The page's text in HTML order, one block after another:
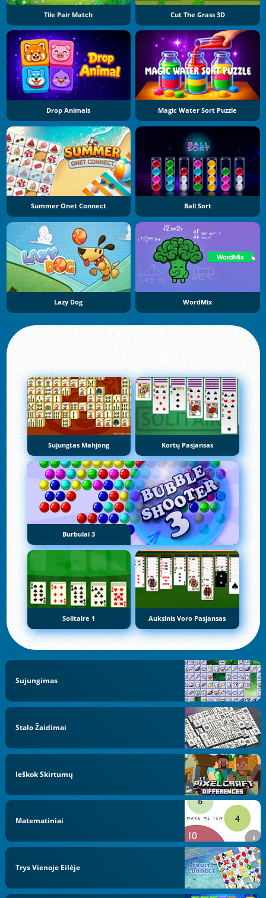
Tile Pair Match Cut The Grass 3D
Drop Animals Magic Water Sort Puzzle
Summer Onet Connect Ball Sort
Lazy Dog WordMix
Sujungtas Mahjong Kortų Pasjansas
Burbulai 3
Solitaire 1 Auksinis Voro Pasjansas
Sujungimas
Stalo Žaidimai
Ieškok Skirtumų
Matematiniai
Trys Vienoje Eilėje